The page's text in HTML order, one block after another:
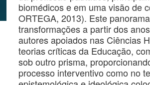
biomédicos e em uma visão de
ORTEGA, 2013). Este
transformações a partir dos
autores apoiados nas Ciências
teorias críticas da Educação,
sob outro prisma,
processo interventivo como no